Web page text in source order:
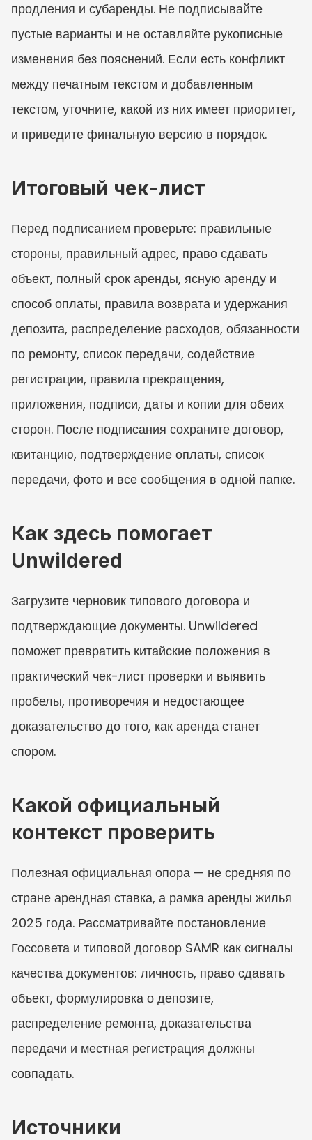
продления и субаренды. Не подписывайте
пустые варианты и не оставляйте рукописные
изменения без пояснений. Если есть конфликт
между печатным текстом и добавленным
текстом, уточните, какой из них имеет приоритет,
и приведите финальную версию в порядок.
Итоговый чек-лист
Перед подписанием проверьте: правильные
стороны, правильный адрес, право сдавать
объект, полный срок аренды, ясную аренду и
способ оплаты, правила возврата и удержания
депозита, распределение расходов, обязанности
по ремонту, список передачи, содействие
регистрации, правила прекращения,
приложения, подписи, даты и копии для обеих
сторон. После подписания сохраните договор,
квитанцию, подтверждение оплаты, список
передачи, фото и все сообщения в одной папке.
Как здесь помогает
Unwildered
Загрузите черновик типового договора и
подтверждающие документы. Unwildered
поможет превратить китайские положения в
практический чек-лист проверки и выявить
пробелы, противоречия и недостающее
доказательство до того, как аренда станет
спором.
Какой официальный
контекст проверить
Полезная официальная опора — не средняя по
стране арендная ставка, а рамка аренды жилья
2025 года. Рассматривайте постановление
Госсовета и типовой договор SAMR как сигналы
качества документов: личность, право сдавать
объект, формулировка о депозите,
распределение ремонта, доказательства
передачи и местная регистрация должны
совпадать.
Источники